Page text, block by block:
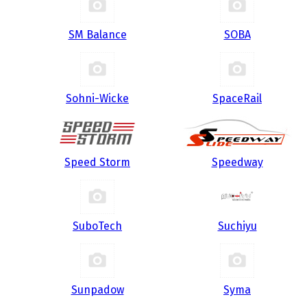
SM Balance SOBA
Sohni-Wicke SpaceRail
Speed Storm Speedway
SuboTech Suchiyu
Sunpadow Syma